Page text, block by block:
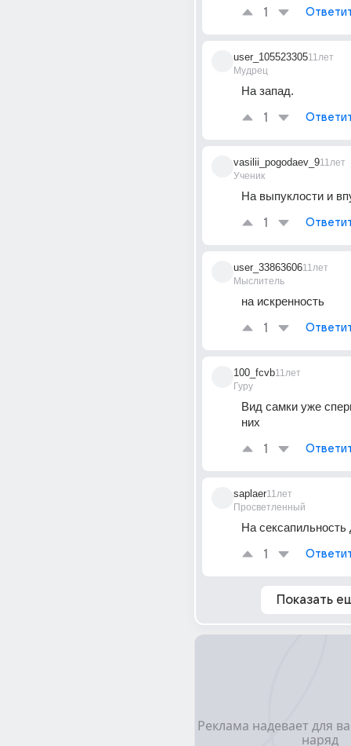
1
user_105523305
Мудрец
11лет
На запад.
1
vasilii_pogodaev_9
Ученик
11лет
На выпуклости и
1
user_33863606
Мыслитель
11лет
на искренность
1
100_fcvb
Гуру
11лет
Вид самки уже
них
1
saplaer
Просветленный
11лет
На
1
Показать